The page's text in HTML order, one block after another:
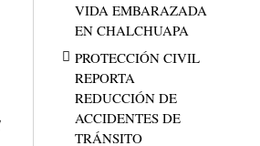
VIDA EMBARAZADA
EN CHALCHUAPA
PROTECCIÓN CIVIL
REPORTA
REDUCCIÓN DE
ACCIDENTES DE
TRÁNSITO